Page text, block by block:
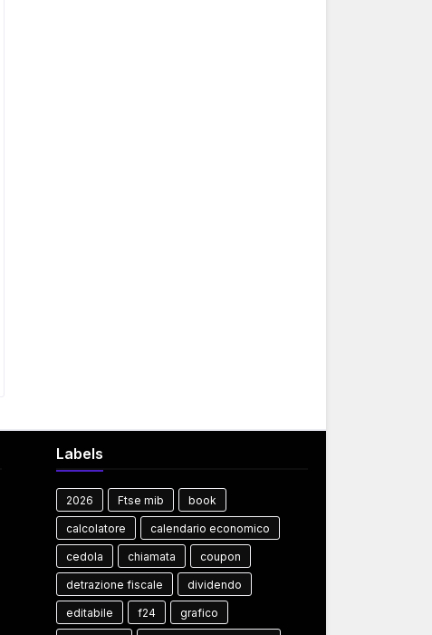
Labels
2026 Ftse mib book
calcolatore calendario economico
cedola chiamata coupon
detrazione fiscale dividendo
editabile f24 grafico